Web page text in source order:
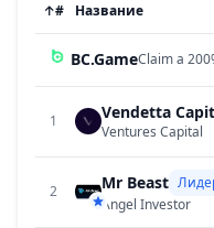
↑# Название
BC.GameClaim a
1 Vendetta
Ventures Capital
2 Mr Beast
Angel Investor